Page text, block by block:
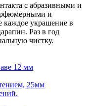
с абразивными и
и
каждое украшение в
Раз в год
чистку.
12 мм
25мм